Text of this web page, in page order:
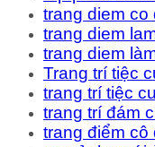
trang diem co
trang diem
trang diem
Trang trí tiệc
trang trí tiệc
trang trí đám
trang điểm cô